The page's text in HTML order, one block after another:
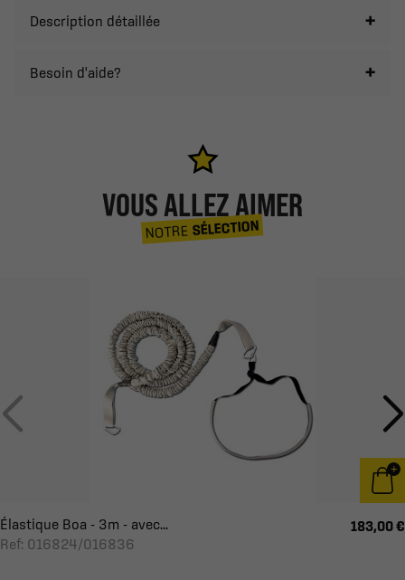
Description détaillée
Besoin d'aide?
VOUS ALLEZ AIMER
NOTRESÉLECTION
Élastique Boa - 3m - avec...
Ref: 016824/016836
183,00 €